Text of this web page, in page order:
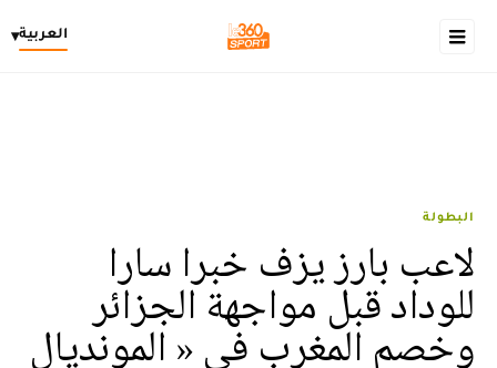
العربية▾
البطولة
لاعب بارز يزف خبرا سارا
للوداد قبل مواجهة الجزائر
وخصم المغرب في « المونديال